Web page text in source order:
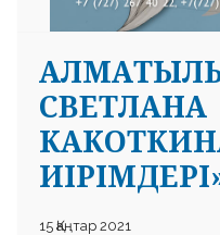
СВЕТЛАНА
15 Қаңтар 2021